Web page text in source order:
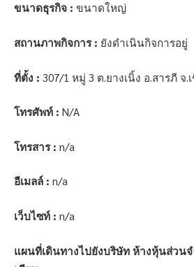
ขนาดธุรกิจ : ขนาดใหญ่
สถานภาพกิจการ : ยังดำเนินกิจการอยู่
ที่ตั้ง : 307/1 หมู่ 3 ต.ยางเนิ้ง อ.สารภี จ.
โทรศัพท์ : N/A
โทรสาร : n/a
อีเมลล์ : n/a
เว็บไซท์ : n/a
แผนที่เดินทางไปยังบริษัท ห้างหุ้นส่วน